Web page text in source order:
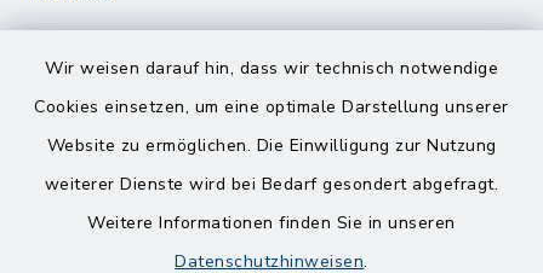
Wir weisen darauf hin, dass wir technisch notwendige
Cookies einsetzen, um eine optimale Darstellung unserer
Website zu ermöglichen. Die Einwilligung zur Nutzung
weiterer Dienste wird bei Bedarf gesondert abgefragt.
Weitere Informationen finden Sie in unseren
Datenschutzhinweisen.
Barrierefreiheit